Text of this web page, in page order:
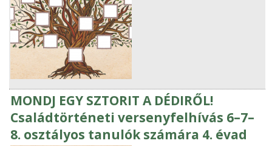
MONDJ EGY SZTORIT A DÉDIRŐL!
Családtörténeti versenyfelhívás 6–7–
8. osztályos tanulók számára 4. évad